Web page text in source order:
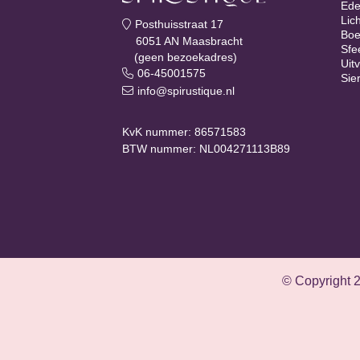
Posthuisstraat 17
6051 AN Maasbracht
(geen bezoekadres)
06-45001575
info@spirustique.nl
KvK nummer: 86571583
BTW nummer: NL004271113B89
© Copyright